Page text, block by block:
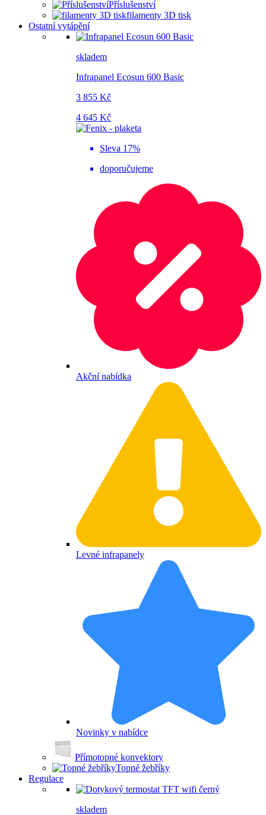
Příslušenství
filamenty 3D tisk
Ostatní vytápění
skladem
Infrapanel Ecosun 600 Basic
3 855 Kč
4 645 Kč
Sleva 17%
doporučujeme
Akční nabídka
Levné infrapanely
Novinky v nabídce
Přímotopné konvektory
Topné žebříky
Regulace
skladem